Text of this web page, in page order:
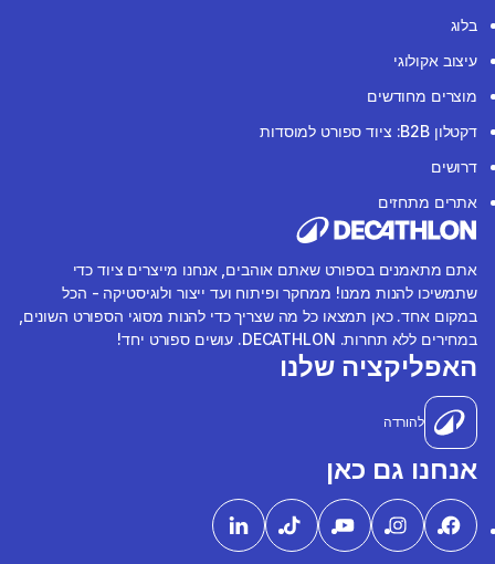
בלוג
עיצוב אקולוגי
מוצרים מחודשים
דקטלון B2B: ציוד ספורט למוסדות
דרושים
אתרים מתחזים
אתם מתאמנים בספורט שאתם אוהבים, אנחנו מייצרים ציוד כדי
שתמשיכו להנות ממנו! ממחקר ופיתוח ועד ייצור ולוגיסטיקה - הכל
במקום אחד. כאן תמצאו כל מה שצריך כדי להנות מסוגי הספורט השונים,
במחירים ללא תחרות. DECATHLON. עושים ספורט יחד!
האפליקציה שלנו
להורדה
אנחנו גם כאן